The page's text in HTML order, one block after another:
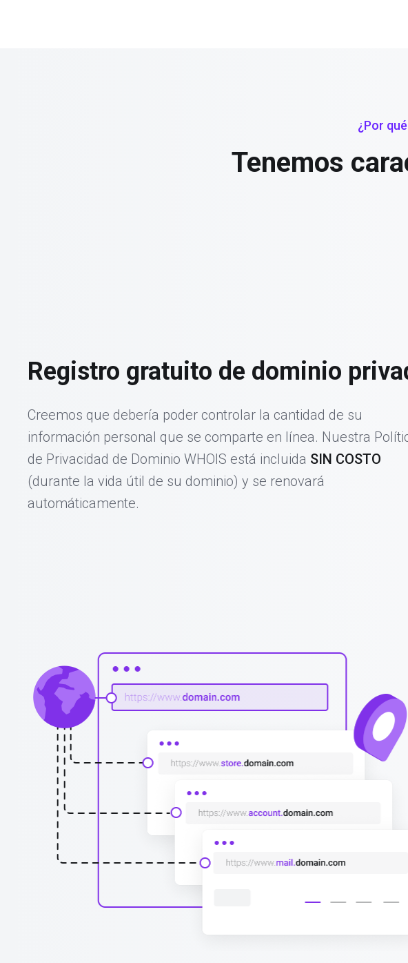
¿Por
Tenemos
Registro gratuito de dominio
Creemos que debería poder controlar la cantidad de su
información personal que se comparte en línea. Nuestra
de Privacidad de Dominio WHOIS está incluida SIN COSTO
(durante la vida útil de su dominio) y se renovará
automáticamente.